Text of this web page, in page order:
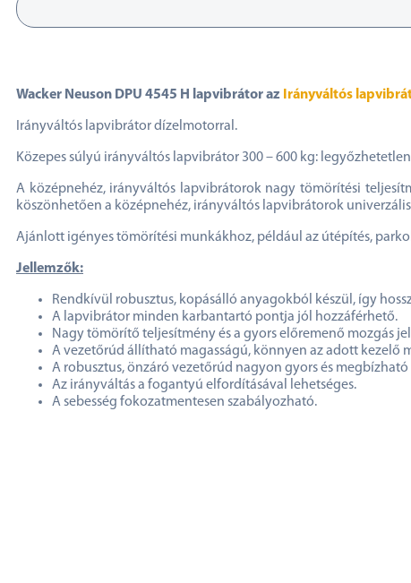
Wacker Neuson DPU 4545 H lapvibrátor az Irányváltós
Irányváltós lapvibrátor dízelmotorral.
Közepes súlyú irányváltós lapvibrátor 300 – 600 kg:
A középnehéz, irányváltós lapvibrátorok nagy tömörítési
köszönhetően a középnehéz, irányváltós lapvibrátorok
Ajánlott igényes tömörítési munkákhoz, például az útépítés,
Jellemzők:
Rendkívül robusztus, kopásálló anyagokból készül, így
A lapvibrátor minden karbantartó pontja jól hozzáférhető.
Nagy tömörítő teljesítmény és a gyors előremenő mozgás
A vezetőrúd állítható magasságú, könnyen az adott kezelő
A robusztus, önzáró vezetőrúd nagyon gyors és
Az irányváltás a fogantyú elfordításával lehetséges.
A sebesség fokozatmentesen szabályozható.